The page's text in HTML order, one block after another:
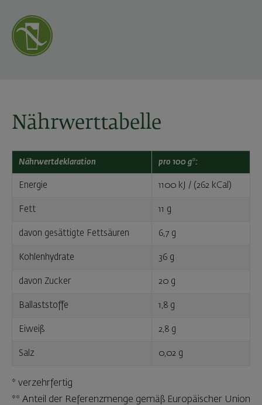
Nährwerttabelle
Nährwertdeklaration pro 100 g*:
Energie 1100 kJ / (262 kCal)
Fett 11 g
davon gesättigte Fettsäuren 6,7 g
Kohlenhydrate 36 g
davon Zucker 20 g
Ballaststoffe 1,8 g
Eiweiß 2,8 g
Salz 0,02 g
* verzehrfertig
** Anteil der Referenzmenge gemäß Europäischer Union